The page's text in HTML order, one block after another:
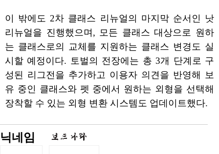
이 밖에도 2차 클래스 리뉴얼의 마지막 순서인 낫
리뉴얼을 진행했으며, 모든 클래스 대상으로 원하
는 클래스로의 교체를 지원하는 클래스 변경도 실
시할 예정이다. 토벌의 전장에는 총 3개 단계로 구
성된 리그전을 추가하고 이용자 의견을 반영해 보
유 중인 클래스와 펫 중에서 원하는 외형을 선택해
장착할 수 있는 외형 변환 시스템도 업데이트했다.
닉네임